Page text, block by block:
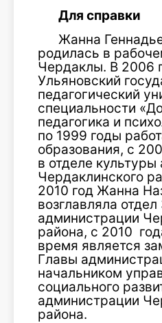
Для справки
Жанна
родилась в
Чердаклы. В 2006
Ульяновский
педагогический
специальности
педагогика и
по 1999 годы
образования, с
в отделе
Чердаклинского
2010 год Жанна
возглавляла
администрации
района, с 2010
время является
Главы
начальником
социального
администрации
района.